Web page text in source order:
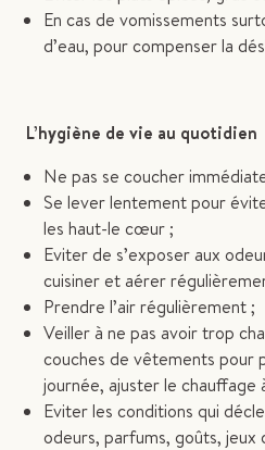
En cas de vomissements
d’eau, pour compenser la
L’hygiène de vie au quotidien
Ne pas se coucher
Se lever lentement pour
les haut-le cœur ;
Eviter de s’exposer aux
cuisiner et aérer
Prendre l’air régulièrement ;
Veiller à ne pas avoir trop
couches de vêtements pour
journée, ajuster le chauffage
Eviter les conditions qui
odeurs, parfums, goûts, jeux